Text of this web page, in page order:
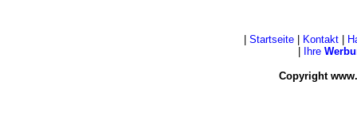
Startseite| Kontakt|
Ihre
Copyright